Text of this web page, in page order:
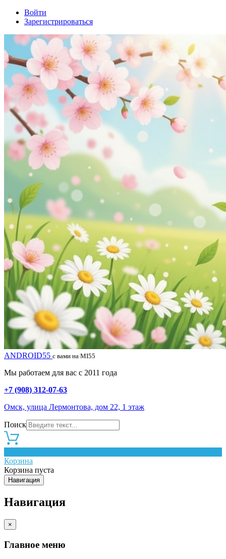
Войти
Зарегистрироваться
ANDROID55 с вами на MI55
Мы работаем для вас с 2011 года
+7 (908) 312-07-63
Омск, улица Лермонтова, дом 22, 1 этаж
Поиск
Корзина
Корзина пуста
Навигация
Навигация
×
Главное меню